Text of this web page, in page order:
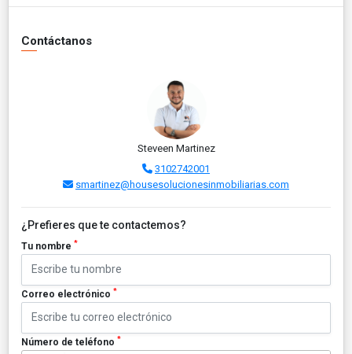
Contáctanos
Steveen Martinez
3102742001
smartinez@housesolucionesinmobiliarias.com
¿Prefieres que te contactemos?
Tu nombre *
Correo electrónico *
Número de teléfono *